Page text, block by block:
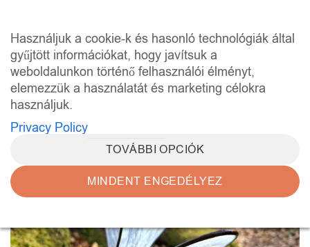
Használjuk a cookie-k és hasonló technológiák által
gyűjtött információkat, hogy javítsuk a
weboldalunkon történő felhasználói élményt,
elemezzük a használatát és marketing célokra
használjuk.
Privacy Policy
TOVÁBBI OPCIÓK
MINDENT ENGEDÉLYEZ
content